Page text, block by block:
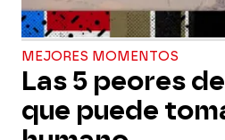
MEJORES MOMENTOS
Las 5 peores
que puede